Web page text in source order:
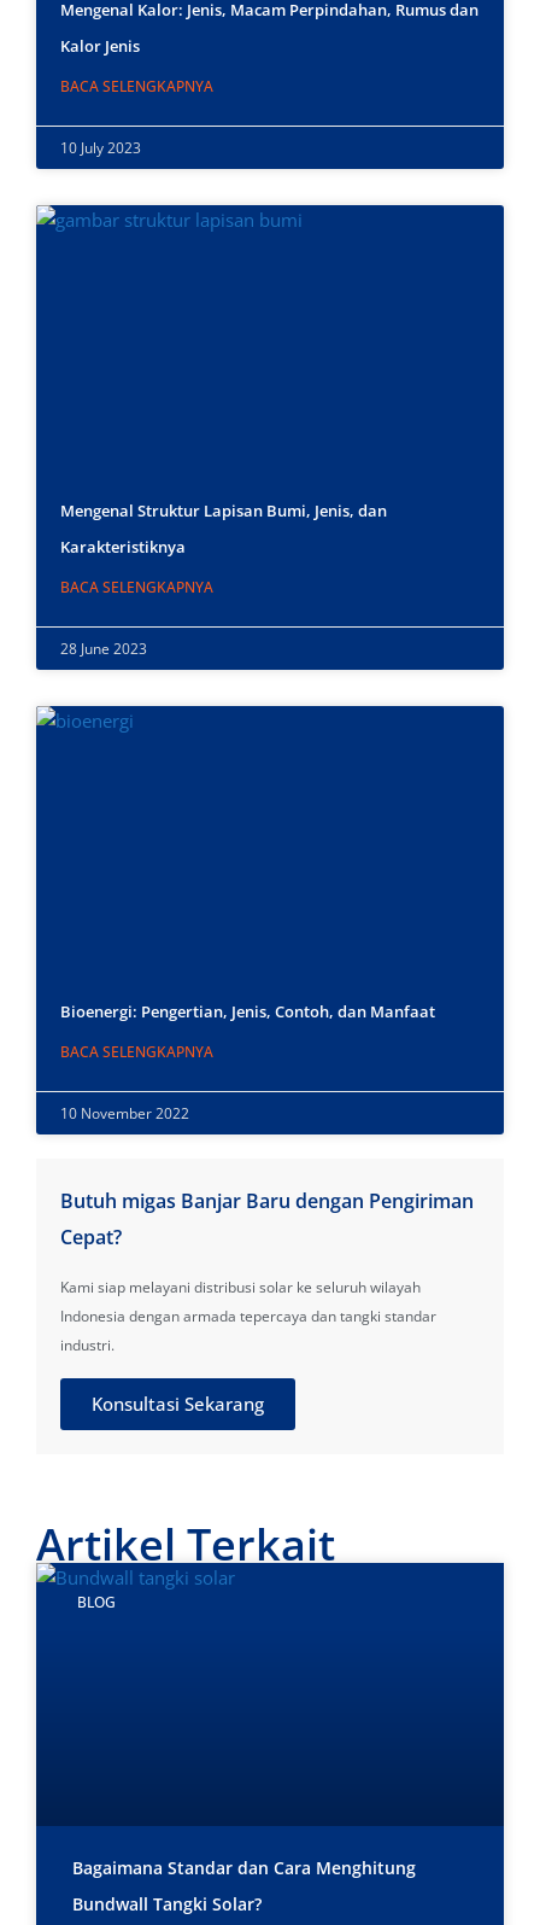
Mengenal Kalor: Jenis, Macam Perpindahan, Rumus dan
Kalor Jenis
BACA SELENGKAPNYA
10 July 2023
Mengenal Struktur Lapisan Bumi, Jenis, dan
Karakteristiknya
BACA SELENGKAPNYA
28 June 2023
Bioenergi: Pengertian, Jenis, Contoh, dan Manfaat
BACA SELENGKAPNYA
10 November 2022
Butuh migas Banjar Baru dengan Pengiriman
Cepat?
Kami siap melayani distribusi solar ke seluruh wilayah
Indonesia dengan armada tepercaya dan tangki standar
industri.
Konsultasi Sekarang
Artikel Terkait
BLOG
Bagaimana Standar dan Cara Menghitung
Bundwall Tangki Solar?